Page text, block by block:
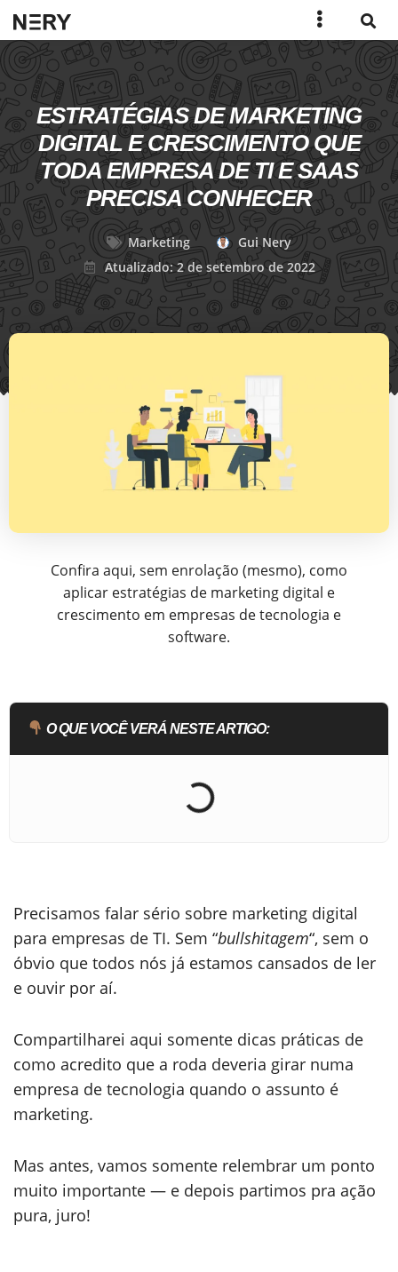
ESTRATÉGIAS DE MARKETING
DIGITAL E CRESCIMENTO QUE
TODA EMPRESA DE TI E SAAS
PRECISA CONHECER
Marketing
Gui Nery
Atualizado: 2 de setembro de 2022
Confira aqui, sem enrolação (mesmo), como
aplicar estratégias de marketing digital e
crescimento em empresas de tecnologia e
software.
O QUE VOCÊ VERÁ NESTE ARTIGO:
Precisamos falar sério sobre marketing digital
para empresas de TI. Sem “bullshitagem“, sem o
óbvio que todos nós já estamos cansados de ler
e ouvir por aí.
Compartilharei aqui somente dicas práticas de
como acredito que a roda deveria girar numa
empresa de tecnologia quando o assunto é
marketing.
Mas antes, vamos somente relembrar um ponto
muito importante — e depois partimos pra ação
pura, juro!